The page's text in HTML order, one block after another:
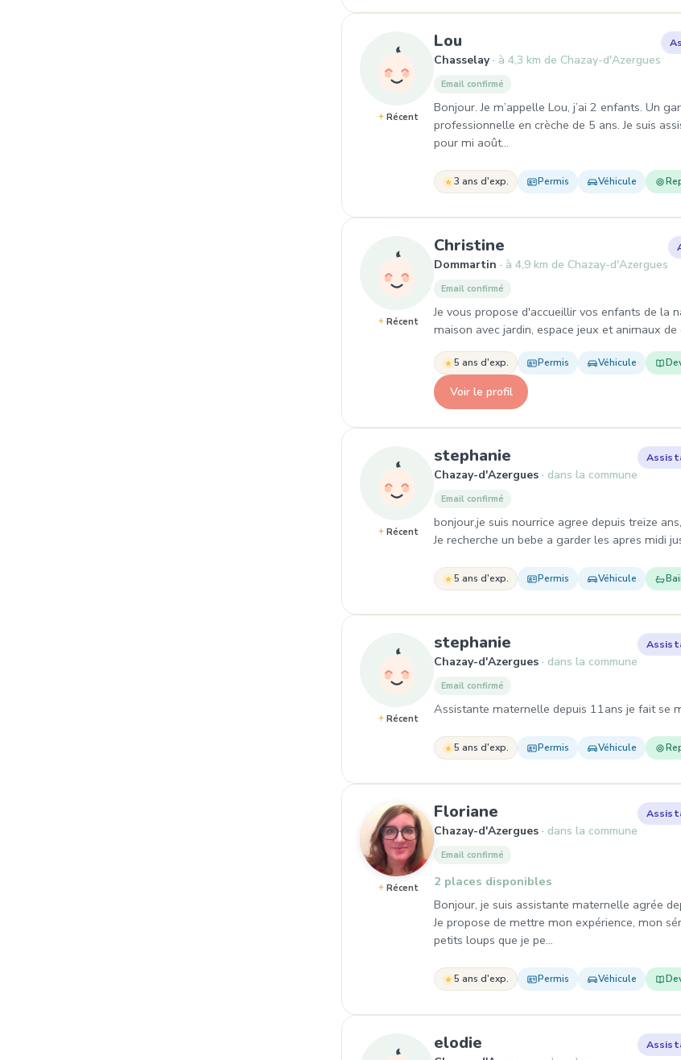
Récent
Lou , Assistante maternelle à
Chasselay à 4,3 km de Chazay-d'Azergues
Email confirmé
Bonjour. Je m’appelle Lou, j’ai 2 enfants. Un
professionnelle en crèche de 5 ans. Je suis
pour mi août…
3 ans d'exp. Permis Véhicule
Récent
Christine , Assistante
Dommartin à 4,9 km de Chazay-d'Azergues
Email confirmé
Je vous propose d'accueillir vos enfants de la
maison avec jardin, espace jeux et animaux de
5 ans d'exp. Permis Véhicule
Voir le profil
Récent
stephanie , Assistante
Chazay-d'Azergues dans la commune
Email confirmé
bonjour,je suis nourrice agree depuis treize
Je recherche un bebe a garder les apres midi
5 ans d'exp. Permis Véhicule
Récent
stephanie , Assistante
Chazay-d'Azergues dans la commune
Email confirmé
Assistante maternelle depuis 11ans je fait se
5 ans d'exp. Permis Véhicule
Récent
Floriane , Assistante
Chazay-d'Azergues dans la commune
Email confirmé
2 places disponibles
Bonjour, je suis assistante maternelle agrée
Je propose de mettre mon expérience, mon
petits loups que je pe…
5 ans d'exp. Permis Véhicule
elodie , Assistante maternelle